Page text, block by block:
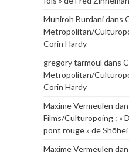
Muniroh Burdanidans
Metropolitan/
Corin Hardy
gregory tarmoul dans
Metropolitan/
Corin Hardy
Maxime Vermeulen
Films/Culturopoing : «
pont rouge » de
Maxime Vermeulen